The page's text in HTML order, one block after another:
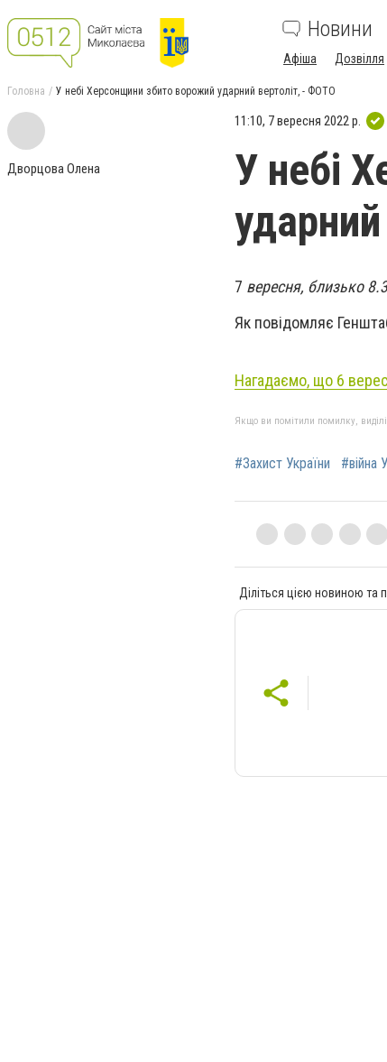
Новини
Афіша Дозвілля
Головна У небі Херсонщини збито ворожий ударний вертоліт, - ФОТО
Дворцова Олена
11:10, 7 вересня 2022 р.
У небі
7 вересня, близько
Як повідомляє
Нагадаємо, що 6
Якщо ви помітили помилку,
#Захист України #війна
Діліться цією новиною та